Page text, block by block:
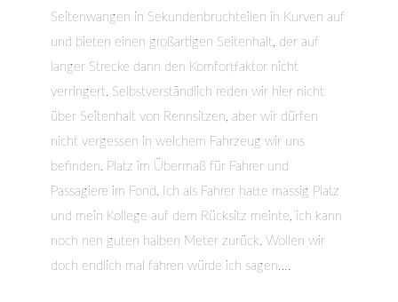
Seitenwangen in Sekundenbruchteilen in Kurven auf
und bieten einen großartigen Seitenhalt, der auf
langer Strecke dann den Komfortfaktor nicht
verringert. Selbstverständlich reden wir hier nicht
über Seitenhalt von Rennsitzen, aber wir dürfen
nicht vergessen in welchem Fahrzeug wir uns
befinden. Platz im Übermaß für Fahrer und
Passagiere im Fond. Ich als Fahrer hatte massig Platz
und mein Kollege auf dem Rücksitz meinte, ich kann
noch nen guten halben Meter zurück. Wollen wir
doch endlich mal fahren würde ich sagen….